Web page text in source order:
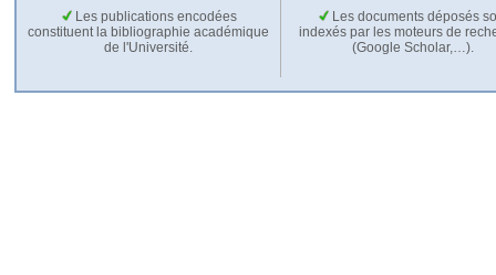
Les publications encodées
constituent la bibliographie académique
de l'Université.
Les documents déposés
indexés par les moteurs de
(Google Scholar,…).